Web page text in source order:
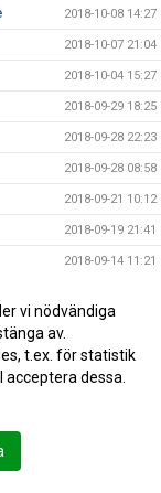
2018-10-08 14:27
2018-10-07 21:04
2018-10-04 15:27
2018-09-29 18:25
2018-09-28 22:23
2018-09-28 08:58
2018-09-21 10:12
2018-09-19 21:41
2018-09-14 11:21
2018-09-08 13:48
2018-09-07 08:42
2018-09-05 14:56
vi nödvändiga
av.
t.ex. för statistik
dessa.